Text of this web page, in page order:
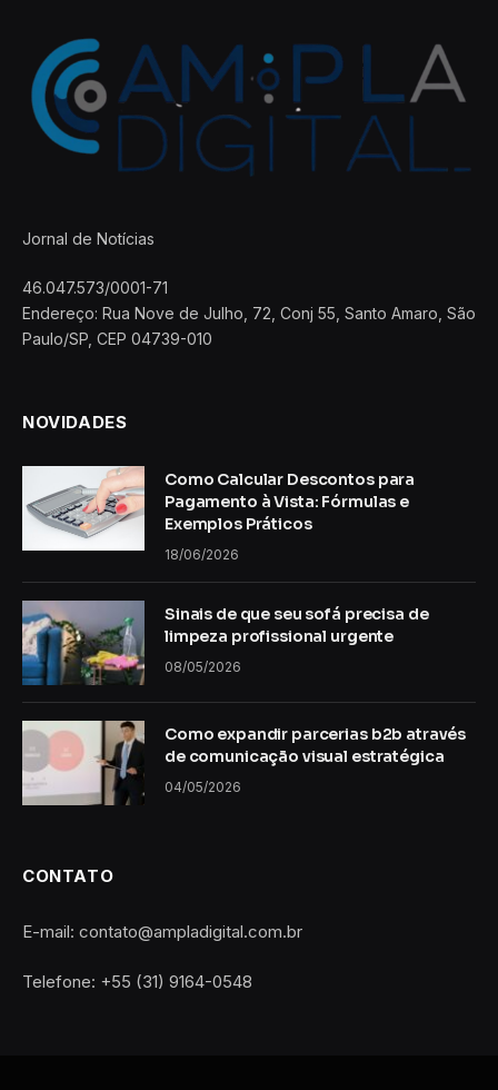
Jornal de Notícias
46.047.573/0001-71
Endereço: Rua Nove de Julho, 72, Conj 55, Santo Amaro, São
Paulo/SP, CEP 04739-010
NOVIDADES
Como Calcular Descontos para
Pagamento à Vista: Fórmulas e
Exemplos Práticos
18/06/2026
Sinais de que seu sofá precisa de
limpeza profissional urgente
08/05/2026
Como expandir parcerias b2b através
de comunicação visual estratégica
04/05/2026
CONTATO
E-mail: contato@ampladigital.com.br
Telefone: +55 (31) 9164-0548